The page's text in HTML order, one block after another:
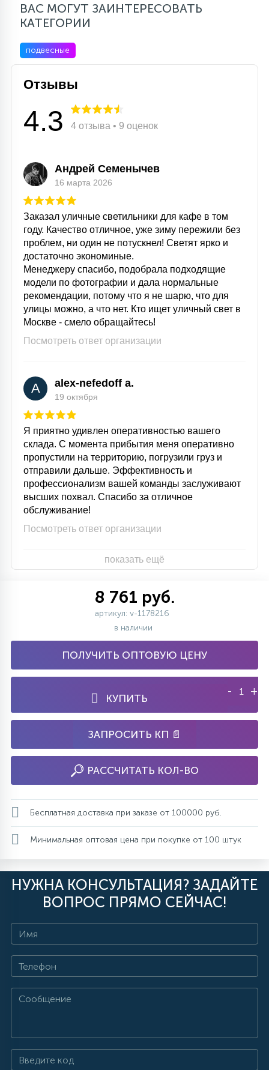
ВАС МОГУТ ЗАИНТЕРЕСОВАТЬ
КАТЕГОРИИ
подвесные
Отзывы
4.3 4 отзыва • 9 оценок
Андрей Семенычев
16 марта 2026
Заказал уличные светильники для кафе в том
году. Качество отличное, уже зиму пережили без
проблем, ни один не потускнел! Светят ярко и
достаточно экономиные.
Менеджеру спасибо, подобрала подходящие
модели по фотографии и дала нормальные
рекомендации, потому что я не шарю, что для
улицы можно, а что нет. Кто ищет уличный свет в
Москве - смело обращайтесь!
Посмотреть ответ организации
A alex-nefedoff a.
19 октября
Я приятно удивлен оперативностью вашего
склада. С момента прибытия меня оперативно
пропустили на территорию, погрузили груз и
отправили дальше. Эффективность и
профессионализм вашей команды заслуживают
высших похвал. Спасибо за отличное
обслуживание!
Посмотреть ответ организации
показать ещё
8 761 руб.
артикул: v-1178216
в наличии
ПОЛУЧИТЬ ОПТОВУЮ ЦЕНУ
КУПИТЬ
- +
ЗАПРОСИТЬ КП 📄
РАССЧИТАТЬ КОЛ-ВО
Бесплатная доставка при заказе от 100000 руб.
Минимальная оптовая цена при покупке от 100 штук
НУЖНА КОНСУЛЬТАЦИЯ? ЗАДАЙТЕ
ВОПРОС ПРЯМО СЕЙЧАС!